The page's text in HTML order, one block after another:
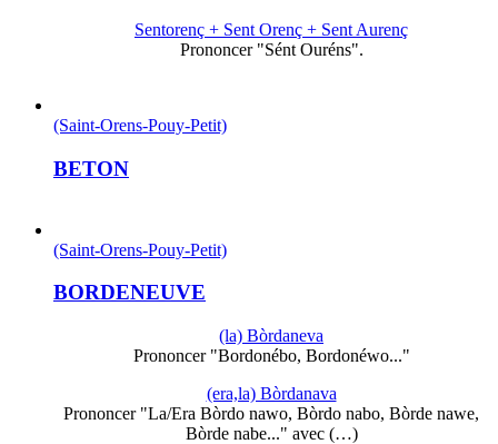
Sentorenç + Sent Orenç + Sent Aurenç
Prononcer "Sént Ouréns".
(Saint-Orens-Pouy-Petit)
BETON
(Saint-Orens-Pouy-Petit)
BORDENEUVE
(la) Bòrdaneva
Prononcer "Bordonébo, Bordonéwo..."
(era,la) Bòrdanava
Prononcer "La/Era Bòrdo nawo, Bòrdo nabo, Bòrde nawe,
Bòrde nabe..." avec (…)